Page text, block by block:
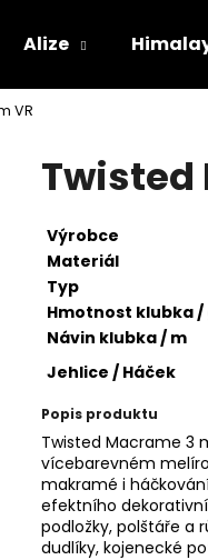
Alize
VR
Twisted
Výrobce
Materiál
Typ
Hmotnost klubka /
Návin klubka / m
Jehlice / Háček
Popis produktu
Twisted Macrame 3
vícebarevném
makramé i
efektního
podložky, polštáře a
dudlíky, kojenecké
BAMBULA XL VLNA-
75 Kč